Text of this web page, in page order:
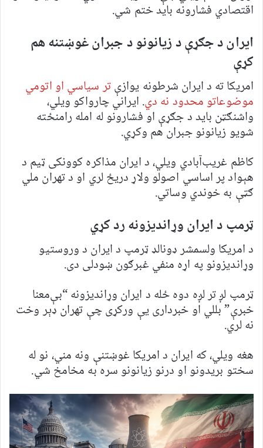
اقتصادي فشارونه باید ختم شي.
ایران د جګړې د زیانونو د جبران غوښتنه هم
کړې
امریکا ته د ایران شرطونه یوازېتر سیاسي او اتومي
موضوعاتو محدود نه دي. ایراني چارواکو ویلي،
واشنګټن باید د جګړې او فشارونو له امله رامنځته
شویو زیانونو جبران هم وکړي.
کاظم غریب‌آبادي ویلي، د ایران مذاکره کوونکی ټیم د
هېواد پر اساسي اصولو ولاړ دریځ لري او د تهران ملي
ګټې به خوندي وساتي.
ټرمپ د ایران وړاندیزونه رد کړي
د امریکا ولسمشر ډونالډ ټرمپ د ایران د وروستیو
وړاندیزونو په اړه منفي غبرګون ښودلی دی.
ټرمپ لږ تر لږه دوه ځله د ایران وړاندیزونه “بې‌معنا
خبرې” بللي او خبرداری یې ورکړی چې تهران ډېر وخت
نه لري.
هغه ویلي، که ایران د امریکا غوښتنې ونه مني، نو له
سختو بریدونو او درنو زیانونو سره به مخامخ شي.